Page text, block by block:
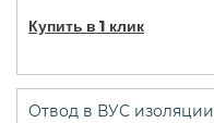
Купить в 1 клик
Отвод в ВУС изоляции